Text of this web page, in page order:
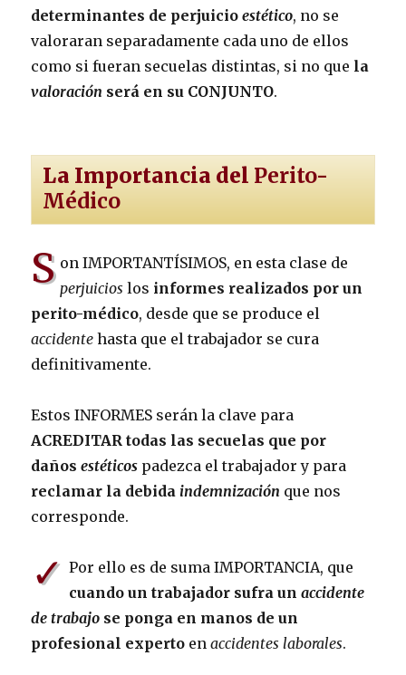
determinantes de perjuicioestético, no se
valoraran separadamente cada uno de ellos
como si fueran secuelas distintas, si no que la
valoración será en su CONJUNTO.
La Importancia del Perito-
Médico
S on IMPORTANTÍSIMOS, en esta clase de
perjuicios los informes realizados por un
perito-médico, desde que se produce el
accidente hasta que el trabajador se cura
definitivamente.
Estos INFORMES serán la clave para
ACREDITAR todas las secuelas que por
dañosestéticos padezca el trabajador y para
reclamar la debida indemnización que nos
corresponde.
✓ Por ello es de suma IMPORTANCIA, que
cuando un trabajador sufra un accidente
de trabajo se ponga en manos de un
profesional experto enaccidentes laborales.